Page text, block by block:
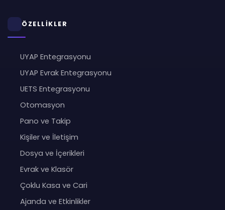
ÖZELLİKLER
UYAP Entegrasyonu
UYAP Evrak Entegrasyonu
UETS Entegrasyonu
Otomasyon
Pano ve Takip
Kişiler ve İletişim
Dosya ve İçerikleri
Evrak ve Klasör
Çoklu Kasa ve Cari
Ajanda ve Etkinlikler